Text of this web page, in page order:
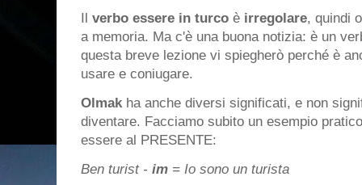
Il verbo essere in turco è irregolare, quindi
a memoria. Ma c'è una buona notizia: è un
questa breve lezione vi spiegherò perché è
usare e coniugare.
Olmak ha anche diversi significati, e non
diventare. Facciamo subito un esempio
essere al PRESENTE:
Ben turist - im = Io sono un turista